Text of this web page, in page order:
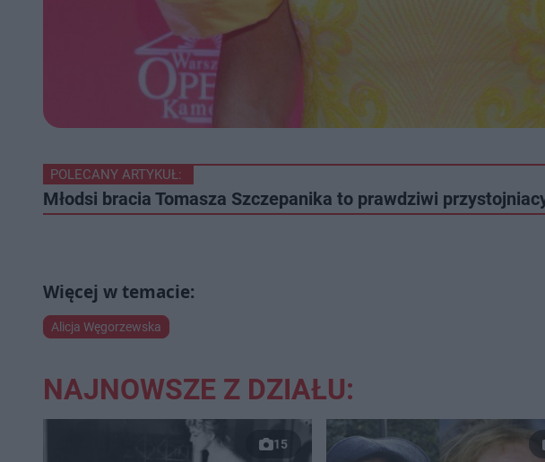
POLECANY ARTYKUŁ:
Młodsi bracia Tomasza Szczepanika to prawdziwi
Alicja Węgorzewska
NAJNOWSZE Z DZIAŁU:
15